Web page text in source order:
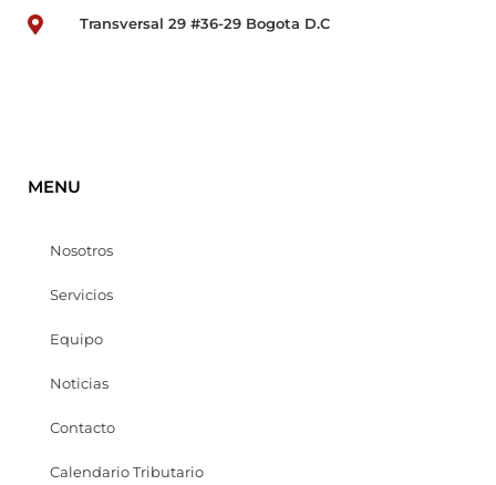
Transversal 29 #36-29 Bogota D.C
MENU
Nosotros
Servicios
Equipo
Noticias
Contacto
Calendario Tributario